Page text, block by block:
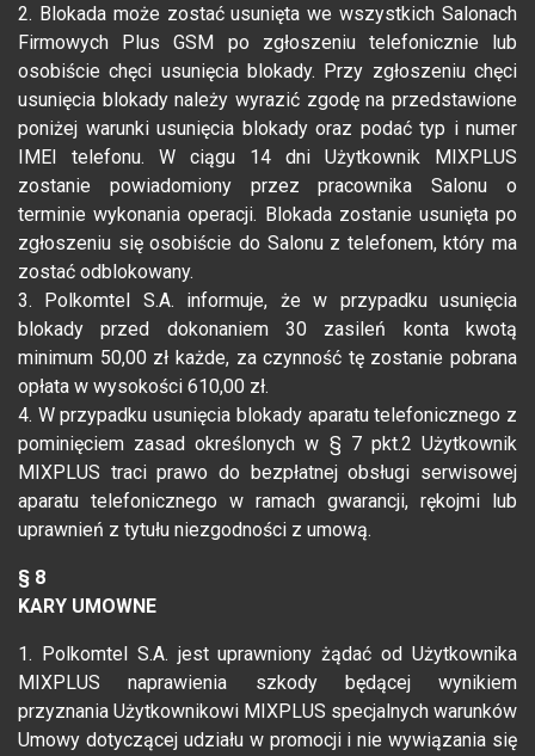
2. Blokada może zostać usunięta we wszystkich Salonach
Firmowych Plus GSM po zgłoszeniu telefonicznie lub
osobiście chęci usunięcia blokady. Przy zgłoszeniu chęci
usunięcia blokady należy wyrazić zgodę na przedstawione
poniżej warunki usunięcia blokady oraz podać typ i numer
IMEI telefonu. W ciągu 14 dni Użytkownik MIXPLUS
zostanie powiadomiony przez pracownika Salonu o
terminie wykonania operacji. Blokada zostanie usunięta po
zgłoszeniu się osobiście do Salonu z telefonem, który ma
zostać odblokowany.
3. Polkomtel S.A. informuje, że w przypadku usunięcia
blokady przed dokonaniem 30 zasileń konta kwotą
minimum 50,00 zł każde, za czynność tę zostanie pobrana
opłata w wysokości 610,00 zł.
4. W przypadku usunięcia blokady aparatu telefonicznego z
pominięciem zasad określonych w § 7 pkt.2 Użytkownik
MIXPLUS traci prawo do bezpłatnej obsługi serwisowej
aparatu telefonicznego w ramach gwarancji, rękojmi lub
uprawnień z tytułu niezgodności z umową.
§ 8
KARY UMOWNE
1. Polkomtel S.A. jest uprawniony żądać od Użytkownika
MIXPLUS naprawienia szkody będącej wynikiem
przyznania Użytkownikowi MIXPLUS specjalnych warunków
Umowy dotyczącej udziału w promocji i nie wywiązania się